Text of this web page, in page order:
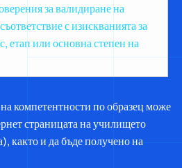
за валидиране на
с изискванията за
етап или основна степен на
компетентности по образец може
страницата на училището
както и да бъде получено на